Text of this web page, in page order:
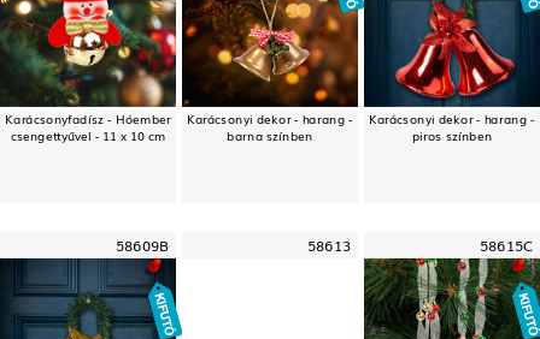
Karácsonyfadísz - Hóember
csengettyűvel - 11 x 10 cm
Karácsonyi dekor - harang -
barna színben
Karácsonyi dekor - harang -
piros színben
58609B 58613 58615C